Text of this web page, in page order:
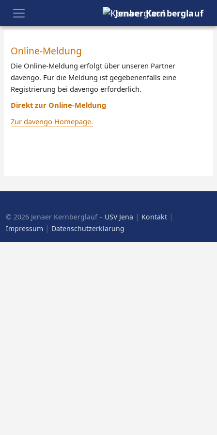
Jenaer Kernberglauf
Online-Meldung
Die Online-Meldung erfolgt über unseren Partner
davengo. Für die Meldung ist gegebenenfalls eine
Registrierung bei davengo erforderlich.
Direkt zur Online-Meldung
Zur davengo Homepage.
© 2026 Jenaer Kernberglauf – USV Jena | Kontakt |
Impressum | Datenschutzerklärung